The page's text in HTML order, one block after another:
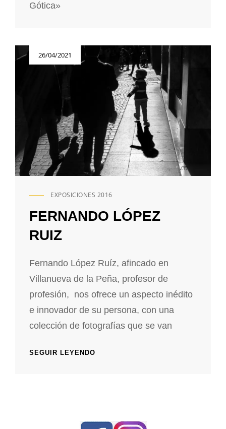
Gótica»
Publicada
el
26/04/2021
ENLACES
CATEGORÍAS
EXPOSICIONES 2016
FERNANDO LÓPEZ
RUIZ
Fernando López Ruíz, afincado en
Villanueva de la Peña, profesor de
profesión, nos ofrece un aspecto inédito
e innovador de su persona, con una
colección de fotografías que se van
SEGUIR LEYENDO